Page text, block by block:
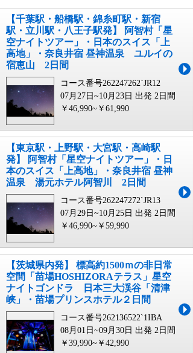
【千葉駅・船橋駅・錦糸町駅・新宿
駅・立川駅・八王子駅発】 阿智村「星
空ナイトツアー」・日本のスイス「上
高地」・奈良井宿 昼神温泉 ユルイの
宿恵山 2日間
コース番号262247262`JR12
07月27日~10月23日 出発 2日間
￥46,990~￥61,990
【東京駅・上野駅・大宮駅・高崎駅
発】 阿智村「星空ナイトツアー」・日
本のスイス「上高地」・奈良井宿 昼神
温泉 湯元ホテル阿智川 2日間
コース番号262247272`JR13
07月29日~10月25日 出発 2日間
￥46,990~￥59,990
【茨城県内発】 標高約1500ｍの非日常
空間「苗場HOSHIZORAテラス」星空
ナイトゴンドラ 日本三大渓谷「清津
峡」・苗場プリンスホテル２日間
コース番号262136522`1IBA
08月01日~09月30日 出発 2日間
￥39,990~￥42,990